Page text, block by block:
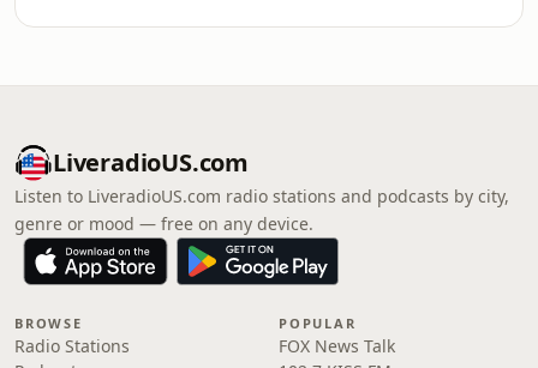
LiveradioUS.com
Listen to LiveradioUS.com radio stations and podcasts by city,
genre or mood — free on any device.
BROWSE
Radio Stations
POPULAR
FOX News Talk